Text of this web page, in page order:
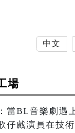
場
當BL音樂劇遇
仔戲演員在技